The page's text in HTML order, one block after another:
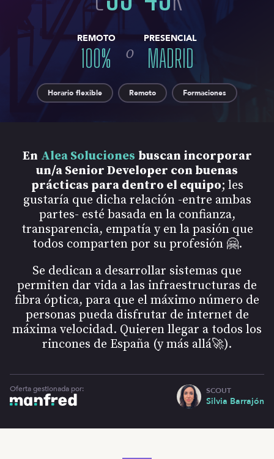
REMOTO
100% o
PRESENCIAL
MADRID
Horario flexible Remoto Formaciones
En Alea Soluciones buscan incorporar
un/a Senior Developer con buenas
prácticas para dentro el equipo; les
gustaría que dicha relación -entre ambas
partes- esté basada en la confianza,
transparencia, empatía y en la pasión que
todos comparten por su profesión 🤗.
Se dedican a desarrollar sistemas que
permiten dar vida a las infraestructuras de
fibra óptica, para que el máximo número de
personas pueda disfrutar de internet de
máxima velocidad. Quieren llegar a todos los
rincones de España (y más allá🚀).
Oferta gestionada por: SCOUT
Silvia Barrajón